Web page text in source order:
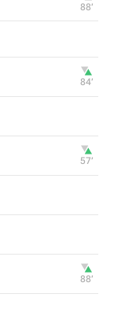
88‎’‎
84‎’‎
57‎’‎
88‎’‎